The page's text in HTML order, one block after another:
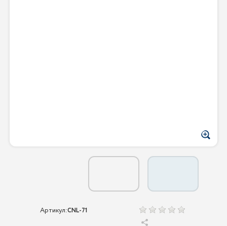
Артикул:CNL-71